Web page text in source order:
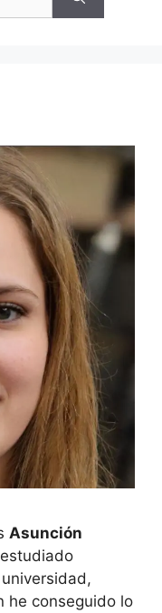
Asunción
he conseguido lo